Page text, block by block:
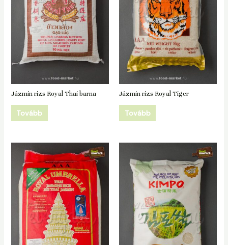
Jázmin rizs Royal Thai barna
Tovább
Jázmin rizs Royal Tiger
Tovább